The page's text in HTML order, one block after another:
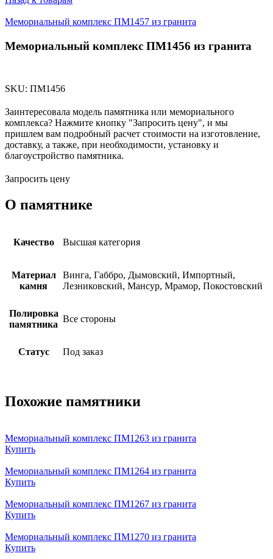
Мемориальный комплекс ПМ1457 из гранита
Мемориальный комплекс ПМ1456 из гранита
SKU: ПМ1456
Заинтересовала модель памятника или мемориального
комплекса? Нажмите кнопку "Запросить цену", и мы
пришлем вам подробный расчет стоимости на изготовление,
доставку, а также, при необходимости, установку и
благоустройство памятника.
Запросить цену
О памятнике
Качество Высшая категория
Материал
камня
Винга, Габбро, Дымовский, Импортный,
Лезниковский, Мансур, Мрамор, Покостовский
Полировка
памятника
Все стороны
Статус Под заказ
Похожие памятники
Мемориальный комплекс ПМ1263 из гранита
Купить
Мемориальный комплекс ПМ1264 из гранита
Купить
Мемориальный комплекс ПМ1267 из гранита
Купить
Мемориальный комплекс ПМ1270 из гранита
Купить